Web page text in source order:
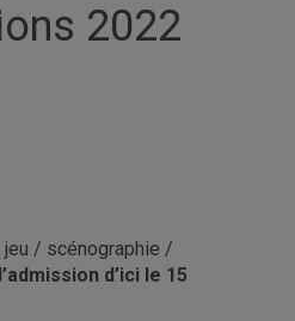
2022
jeu / scénographie /
d’ici le 15